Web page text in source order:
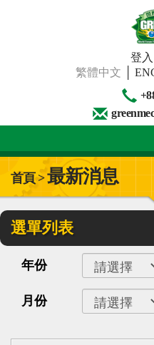
登入
繁體中文
關
下
賽
精
心
首頁 >最新消息
選單列表
年份
月份